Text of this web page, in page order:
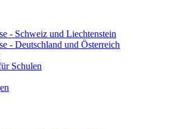
- Schweiz und Liechtenstein
- Deutschland und Österreich
Schulen